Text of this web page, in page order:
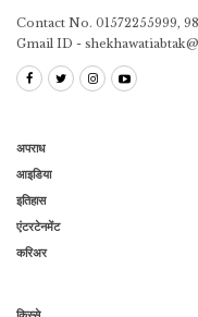
Contact No. 01572255999,
Gmail ID -
अपराध
आइडिया
इतिहास
एंटरटेनमेंट
करिअर